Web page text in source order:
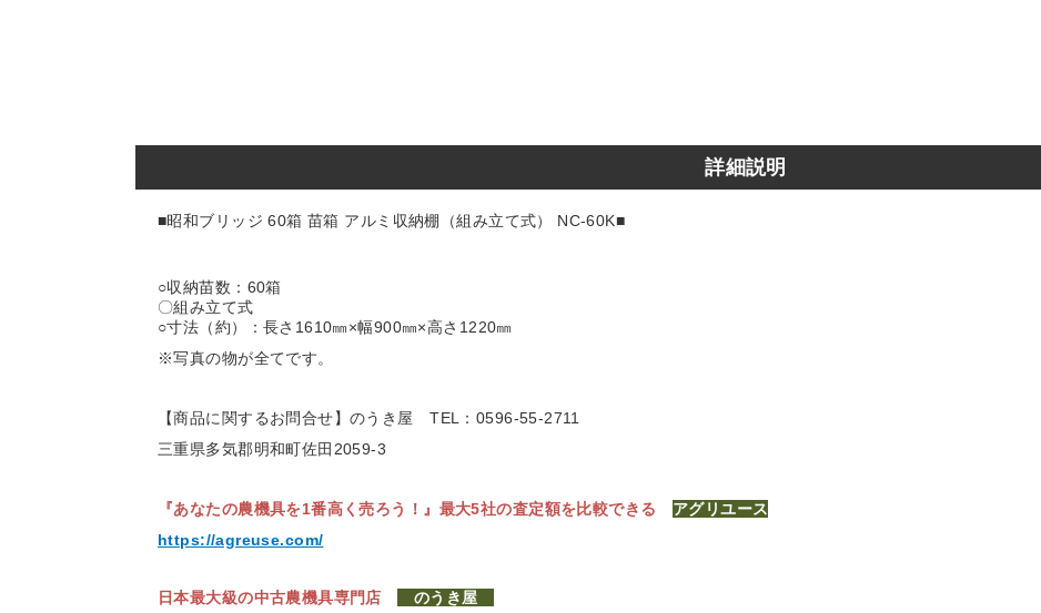
詳細説明
■昭和ブリッジ 60箱 苗箱 アルミ収納棚（組み立て式） NC-60K■
○収納苗数：60箱
〇組み立て式
○寸法（約）：長さ1610㎜×幅900㎜×高さ1220㎜
※写真の物が全てです。
【商品に関するお問合せ】のうき屋TEL：0596-55-2711
三重県多気郡明和町佐田2059-3
『あなたの農機具を1番高く売ろう！』 最大5社の査定額を比較できる アグリユース
https://agreuse.com/
日本最大級の中古農機具専門店
のうき屋